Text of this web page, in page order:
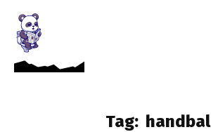
Tag: handbal